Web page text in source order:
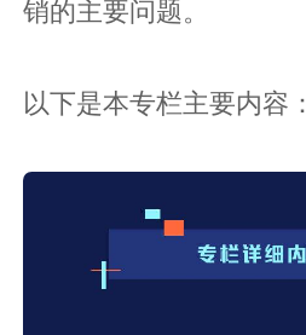
销的主要问题。
以下是本专栏主要内容：